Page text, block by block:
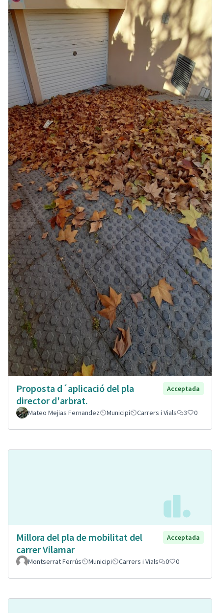
Proposta d´aplicació del pla
director d'arbrat.
Acceptada
Mateo Mejias Fernandez Municipi Carrers i Vials 3 0
Millora del pla de mobilitat del
carrer Vilamar
Acceptada
Montserrat Ferrús Municipi Carrers i Vials 0 0